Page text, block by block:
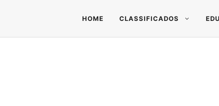
HOME CLASSIFICADOS